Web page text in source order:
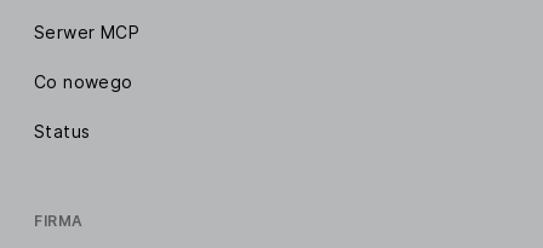
Serwer MCP
Co nowego
Status
FIRMA